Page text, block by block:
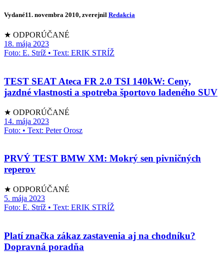
Vydané11. novembra 2010, zverejnil Redakcia
★ ODPORÚČANÉ
18. mája 2023
Foto: E. Stríž • Text: ERIK STRÍŽ
TEST SEAT Ateca FR 2.0 TSI 140kW: Ceny,
jazdné vlastnosti a spotreba športovo ladeného SUV
★ ODPORÚČANÉ
14. mája 2023
Foto: • Text: Peter Orosz
PRVÝ TEST BMW XM: Mokrý sen pivničných
reperov
★ ODPORÚČANÉ
5. mája 2023
Foto: E. Stríž • Text: ERIK STRÍŽ
Platí značka zákaz zastavenia aj na chodníku?
Dopravná poradňa